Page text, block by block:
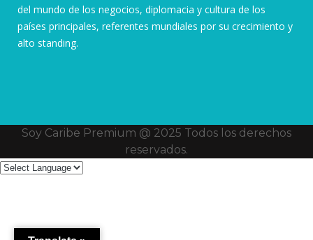
del mundo de los negocios, diplomacia y cultura de los
países principales, referentes mundiales por su crecimiento y
alto standing.
Soy Caribe Premium @ 2025 Todos los derechos
reservados.